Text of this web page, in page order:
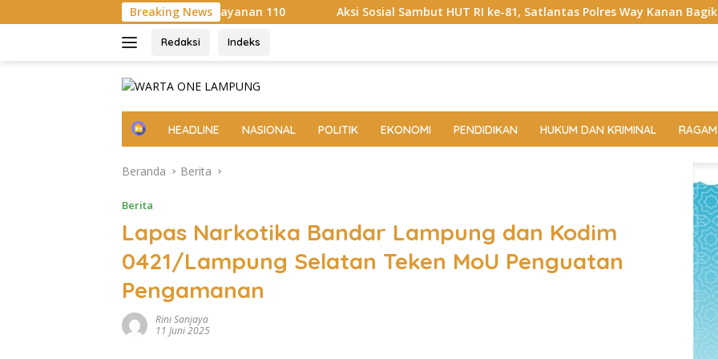
ke
Breaking News
Sosialisasi Layanan 110 Aksi Sosial Sambut HUT RI ke-81, Satlantas Polres Way Kanan Bagikan Bendera Merah Putih
Redaksi Indeks
H
e
HEADLINE NASIONAL POLITIK EKONOMI PENDIDIKAN HUKUM DAN KRIMINAL RAGAM
Beranda Berita
Berita
Lapas Narkotika Bandar Lampung dan Kodim
0421/Lampung Selatan Teken MoU Penguatan
Pengamanan
Rini Sanjaya
11 Juni 2025